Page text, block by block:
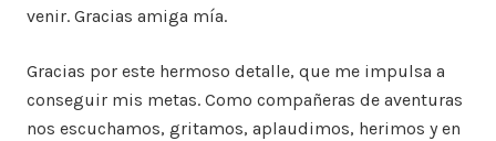
venir. Gracias amiga mía.
Gracias por este hermoso detalle, que me impulsa a
conseguir mis metas. Como compañeras de aventuras
nos escuchamos, gritamos, aplaudimos, herimos y en